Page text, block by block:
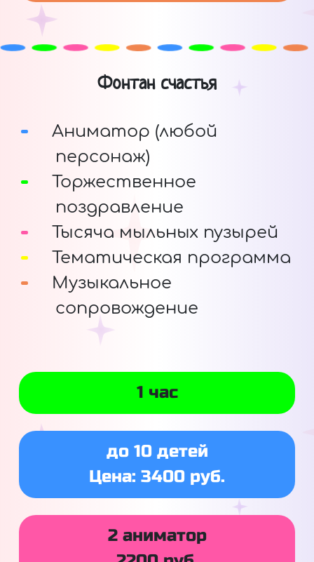
Фонтан счастья
Аниматор (любой
персонаж)
Торжественное
поздравление
Тысяча мыльных пузырей
Тематическая программа
Музыкальное
сопровождение
1 час
до 10 детей
Цена: 3400 руб.
2 аниматор